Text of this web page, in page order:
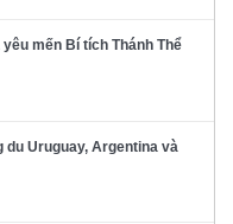
mến Bí tích Thánh Thể
du Uruguay, Argentina và